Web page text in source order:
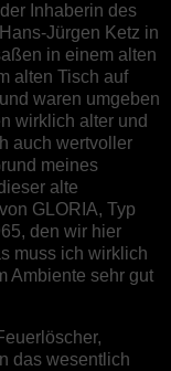
Inhaberin des
Jürgen Ketz in
in einem alten
alten Tisch auf
waren umgeben
wirklich alter und
auch wertvoller
meines
alte
GLORIA, Typ
den wir hier
muss ich wirklich
Ambiente sehr gut
das wesentlich